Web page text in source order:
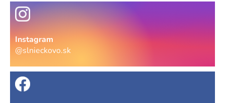
Instagram
@slnieckovo.sk